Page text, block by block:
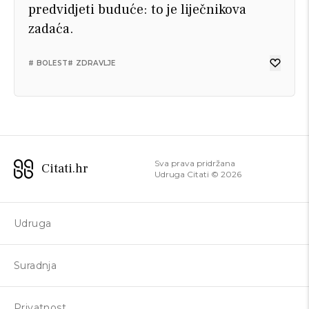
predvidjeti buduće: to je liječnikova
zadaća.
# BOLEST# ZDRAVLJE
Citati.hr
Sva prava pridržana
Udruga Citati © 2026
Udruga
Suradnja